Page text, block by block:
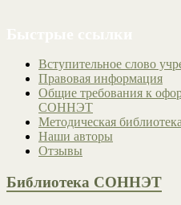
Вступительное слово
Правовая информация
Общие требования к
СОННЭТ
Методическая
Наши авторы
Отзывы
Библиотека СОННЭТ